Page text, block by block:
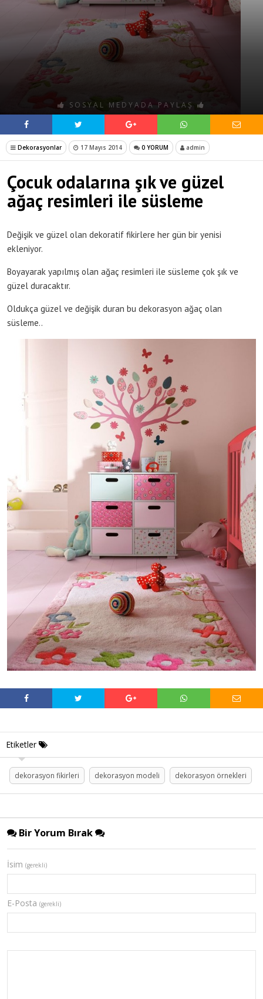
SOSYAL MEDYADA PAYLAŞ
Dekorasyonlar 17 Mayıs 2014 0 YORUM admin
Çocuk odalarına şık ve güzel
ağaç resimleri ile süsleme
Değişik ve güzel olan dekoratif fikirlere her gün bir yenisi
ekleniyor.
Boyayarak yapılmış olan ağaç resimleri ile süsleme çok şık ve
güzel duracaktır.
Oldukça güzel ve değişik duran bu dekorasyon ağaç olan
süsleme..
Etiketler
dekorasyon fikirleri dekorasyon modeli dekorasyon örnekleri
Bir Yorum Bırak
İsim (gerekli)
E-Posta (gerekli)